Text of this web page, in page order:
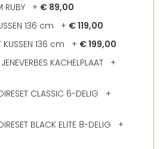
RUBY
+ € 89,00
136 cm
+ € 119,00
KUSSEN 136 cm
+ € 199,00
KACHELPLAAT
+
CLASSIC 6-DELIG
+
BLACK ELITE 8-DELIG
+